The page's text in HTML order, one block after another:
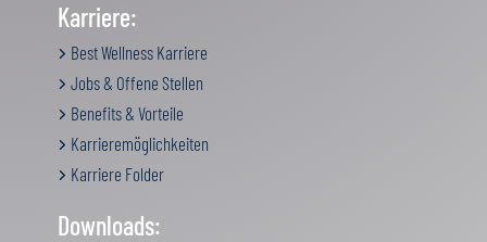
Karriere:
Best Wellness Karriere
Jobs & Offene Stellen
Benefits & Vorteile
Karrieremöglichkeiten
Karriere Folder
Downloads: